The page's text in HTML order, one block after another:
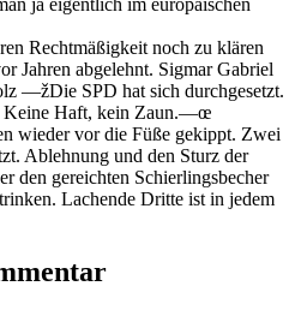
ja eigentlich im europäischen
Rechtmäßigkeit noch zu klären
Jahren abgelehnt. Sigmar Gabriel
—žDie SPD hat sich durchgesetzt.
Keine Haft, kein Zaun.—œ
wieder vor die Füße gekippt. Zwei
Ablehnung und den Sturz der
den gereichten Schierlingsbecher
Lachende Dritte ist in jedem